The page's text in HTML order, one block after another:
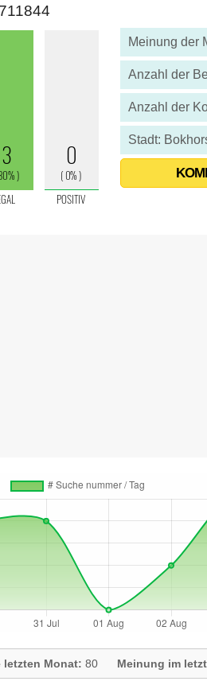
Meinung der
Anzahl der
Anzahl der
Stadt:
letzten Monat: 80 Meinung im